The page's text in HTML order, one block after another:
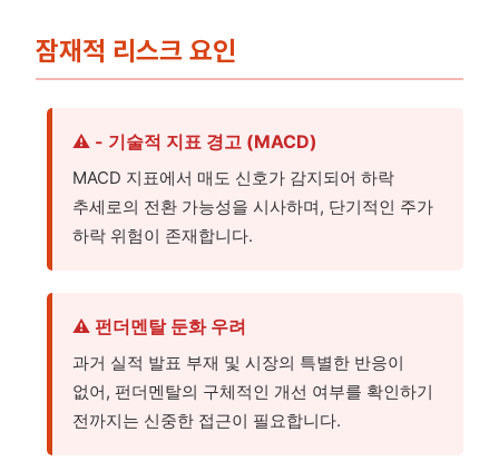
잠재적 리스크 요인
⚠️ - 기술적 지표 경고 (MACD)
MACD 지표에서 매도 신호가 감지되어 하락
추세로의 전환 가능성을 시사하며, 단기적인 주가
하락 위험이 존재합니다.
⚠️ 펀더멘탈 둔화 우려
과거 실적 발표 부재 및 시장의 특별한 반응이
없어, 펀더멘탈의 구체적인 개선 여부를 확인하기
전까지는 신중한 접근이 필요합니다.